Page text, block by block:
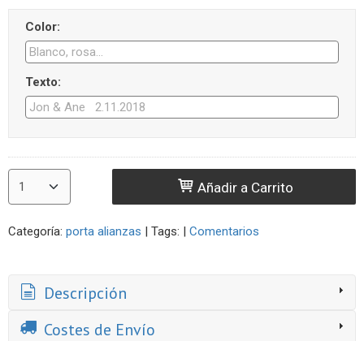
Color:
Texto:
Añadir a Carrito
Categoría: porta alianzas | Tags: | Comentarios
Descripción
Costes de Envío